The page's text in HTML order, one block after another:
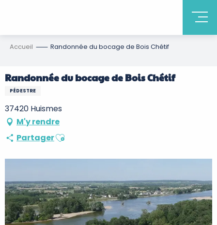
Accueil Randonnée du bocage de Bois Chétif
Randonnée du bocage de Bois Chétif
PÉDESTRE
37420 Huismes
M'y rendre
PartagerAjouter aux favoris